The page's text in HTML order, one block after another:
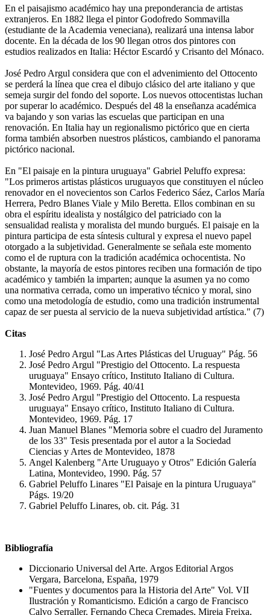
En el paisajismo académico hay una preponderancia de artistas
extranjeros. En 1882 llega el pintor Godofredo Sommavilla
(estudiante de la Academia veneciana), realizará una intensa labor
docente. En la década de los 90 llegan otros dos pintores con
estudios realizados en Italia: Héctor Escardó y Crisanto del Mónaco.
José Pedro Argul considera que con el advenimiento del Ottocento
se perderá la línea que crea el dibujo clásico del arte italiano y que
semeja surgir del fondo del soporte. Los nuevos ottocentistas luchan
por superar lo académico. Después del 48 la enseñanza académica
va bajando y son varias las escuelas que participan en una
renovación. En Italia hay un regionalismo pictórico que en cierta
forma también absorben nuestros plásticos, cambiando el panorama
pictórico nacional.
En "El paisaje en la pintura uruguaya" Gabriel Peluffo expresa:
"Los primeros artistas plásticos uruguayos que constituyen el núcleo
renovador en el novecientos son Carlos Federico Sáez, Carlos María
Herrera, Pedro Blanes Viale y Milo Beretta. Ellos combinan en su
obra el espíritu idealista y nostálgico del patriciado con la
sensualidad realista y moralista del mundo burgués. El paisaje en la
pintura participa de esta síntesis cultural y expresa el nuevo papel
otorgado a la subjetividad. Generalmente se señala este momento
como el de ruptura con la tradición académica ochocentista. No
obstante, la mayoría de estos pintores reciben una formación de tipo
académico y también la imparten; aunque la asumen ya no como
una normativa cerrada, como un imperativo técnico y moral, sino
como una metodología de estudio, como una tradición instrumental
capaz de ser puesta al servicio de la nueva subjetividad artística." (7)
Citas
José Pedro Argul "Las Artes Plásticas del Uruguay" Pág. 56
José Pedro Argul "Prestigio del Ottocento. La respuesta
uruguaya" Ensayo crítico, Instituto Italiano di Cultura.
Montevideo, 1969. Pág. 40/41
José Pedro Argul "Prestigio del Ottocento. La respuesta
uruguaya" Ensayo crítico, Instituto Italiano di Cultura.
Montevideo, 1969. Pág. 17
Juan Manuel Blanes "Memoria sobre el cuadro del Juramento
de los 33" Tesis presentada por el autor a la Sociedad
Ciencias y Artes de Montevideo, 1878
Angel Kalenberg "Arte Uruguayo y Otros" Edición Galería
Latina, Montevideo, 1990. Pág. 57
Gabriel Peluffo Linares "El Paisaje en la pintura Uruguaya"
Págs. 19/20
Gabriel Peluffo Linares, ob. cit. Pág. 31
Bibliografía
Diccionario Universal del Arte. Argos Editorial Argos
Vergara, Barcelona, España, 1979
"Fuentes y documentos para la Historia del Arte" Vol. VII
Ilustración y Romanticismo. Edición a cargo de Francisco
Calvo Serraller, Fernando Checa Cremades, Mireia Freixa,